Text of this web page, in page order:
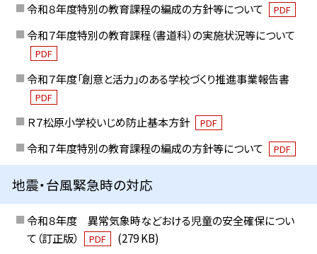
令和８年度特別の教育課程の編成の方針等について
PDF
令和７年度特別の教育課程（書道科）の実施状況等について
PDF
令和７年度「創意と活力」のある学校づくり推進事業報告書
PDF
Ｒ７松原小学校いじめ防止基本方針 PDF
令和７年度特別の教育課程の編成の方針等について PDF
地震・台風緊急時の対応
令和８年度 異常気象時などおける児童の安全確保につい
て（訂正版）
PDF (279 KB)